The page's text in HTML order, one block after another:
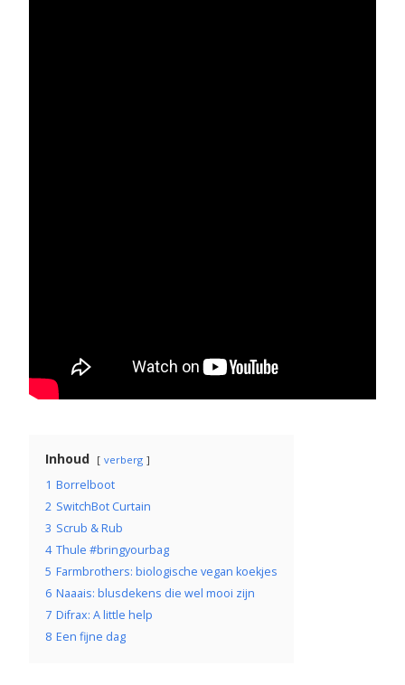
Inhoud verberg
1 Borrelboot
2 SwitchBot Curtain
3 Scrub & Rub
4 Thule #bringyourbag
5 Farmbrothers: biologische vegan koekjes
6 Naaais: blusdekens die wel mooi zijn
7 Difrax: A little help
8 Een fijne dag